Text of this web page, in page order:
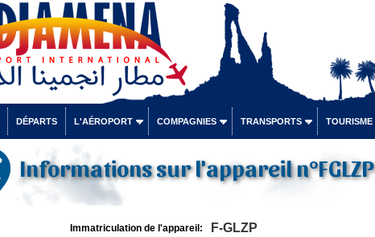
DÉPARTS L'AÉROPORT COMPAGNIES TRANSPORTS TOURISME
Informations sur l'appareil n°FGLZP
Immatriculation de l'appareil: F-GLZP